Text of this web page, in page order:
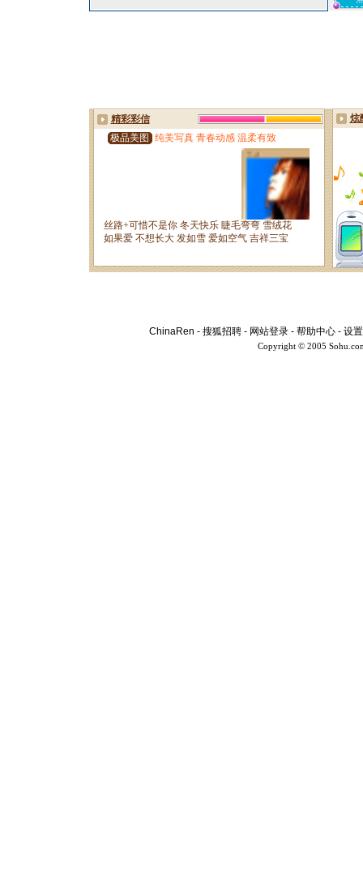
ChinaRen - 搜狐招聘 - 网站登录 - 帮助中心 - 设
Copyright © 2005